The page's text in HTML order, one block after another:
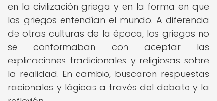
en la civilización griega y en la forma en que
los griegos entendían el mundo. A diferencia
de otras culturas de la época, los griegos no
se conformaban con aceptar las
explicaciones tradicionales y religiosas sobre
la realidad. En cambio, buscaron respuestas
racionales y lógicas a través del debate y la